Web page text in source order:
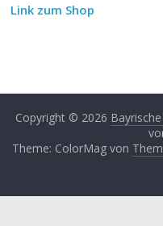
Link zum Shop
Copyright © 2026
Theme: ColorMag von